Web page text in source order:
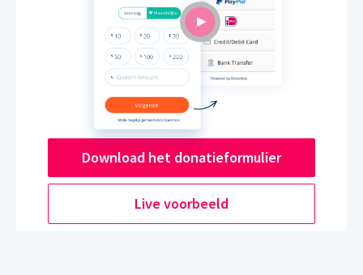
Download het donatieformulier
Live voorbeeld